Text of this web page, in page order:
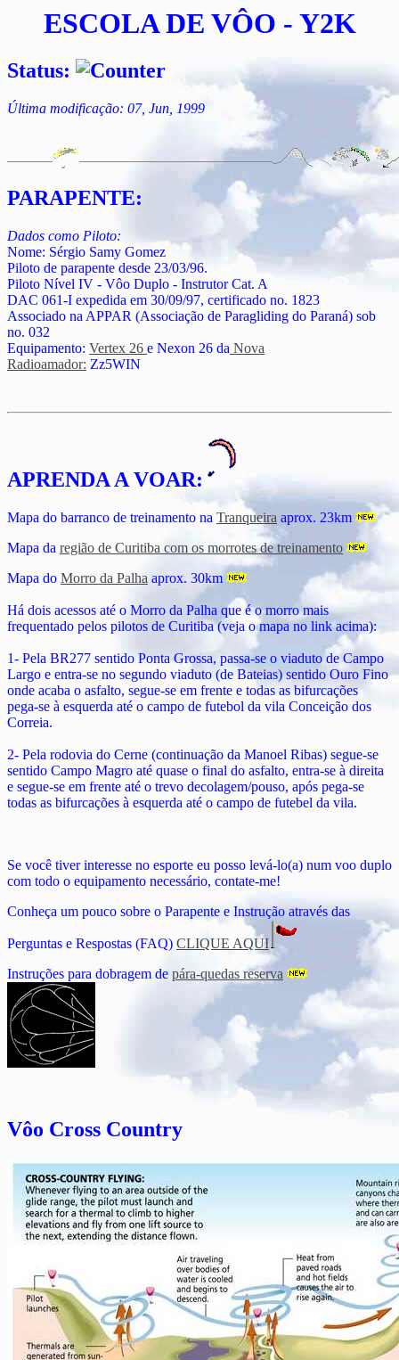
ESCOLA DE VÔO - Y2K
Status:
Última modificação: 07, Jun, 1999
PARAPENTE:
Dados como Piloto:
Nome: Sérgio Samy Gomez
Piloto de parapente desde 23/03/96.
Piloto Nível IV - Vôo Duplo - Instrutor Cat. A
DAC 061-I expedida em 30/09/97, certificado no. 1823
Associado na APPAR (Associação de Paragliding do Paraná) sob
no. 032
Equipamento: Vertex 26 e Nexon 26 da Nova
Radioamador: Zz5WIN
APRENDA A VOAR:
Mapa do barranco de treinamento na Tranqueira aprox. 23km
Mapa da região de Curitiba com os morrotes de treinamento
Mapa do Morro da Palha aprox. 30km
Há dois acessos até o Morro da Palha que é o morro mais
frequentado pelos pilotos de Curitiba (veja o mapa no link acima):
1- Pela BR277 sentido Ponta Grossa, passa-se o viaduto de Campo
Largo e entra-se no segundo viaduto (de Bateias) sentido Ouro Fino
onde acaba o asfalto, segue-se em frente e todas as bifurcações
pega-se à esquerda até o campo de futebol da vila Conceição dos
Correia.
2- Pela rodovia do Cerne (continuação da Manoel Ribas) segue-se
sentido Campo Magro até quase o final do asfalto, entra-se à direita
e segue-se em frente até o trevo decolagem/pouso, após pega-se
todas as bifurcações à esquerda até o campo de futebel da vila.
Se você tiver interesse no esporte eu posso levá-lo(a) num voo duplo
com todo o equipamento necessário, contate-me!
Conheça um pouco sobre o Parapente e Instrução através das
Perguntas e Respostas (FAQ) CLIQUE AQUI
Instruções para dobragem de pára-quedas reserva
Vôo Cross Country